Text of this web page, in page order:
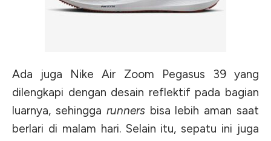
Ada juga Nike Air Zoom Pegasus 39 yang
dilengkapi dengan desain reflektif pada bagian
luarnya, sehingga runners bisa lebih aman saat
berlari di malam hari. Selain itu, sepatu ini juga